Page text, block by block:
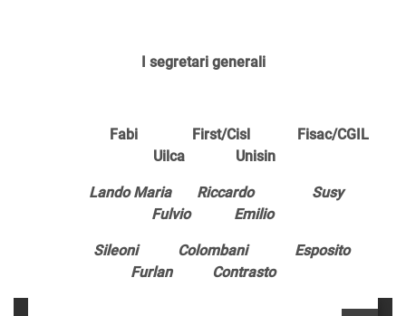
I segretari generali
Fabi First/Cisl Fisac/CGIL
Uilca Unisin
Lando Maria Riccardo Susy
Fulvio Emilio
Sileoni Colombani Esposito
Furlan Contrasto